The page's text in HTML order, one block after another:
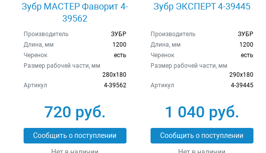
Зубр МАСТЕР Фаворит 4-
39562
Производитель
ЗУБР
Длина, мм
1200
Черенок
есть
Размер рабочей части, мм
280х180
Артикул
4-39562
720 руб.
Сообщить о поступлении
Зубр ЭКСПЕРТ 4-39445
Производитель
ЗУБР
Длина, мм
1200
Черенок
есть
Размер рабочей части, мм
290х180
Артикул
4-39445
1 040 руб.
Сообщить о поступлении